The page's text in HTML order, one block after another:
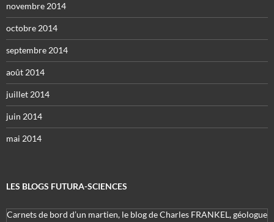
novembre 2014
octobre 2014
septembre 2014
août 2014
juillet 2014
juin 2014
mai 2014
LES BLOGS FUTURA-SCIENCES
Carnets de bord d’un martien, le blog de Charles FRANKEL, géologue